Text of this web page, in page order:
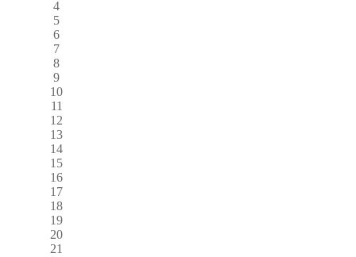
4
5
6
7
8
9
10
11
12
13
14
15
16
17
18
19
20
21